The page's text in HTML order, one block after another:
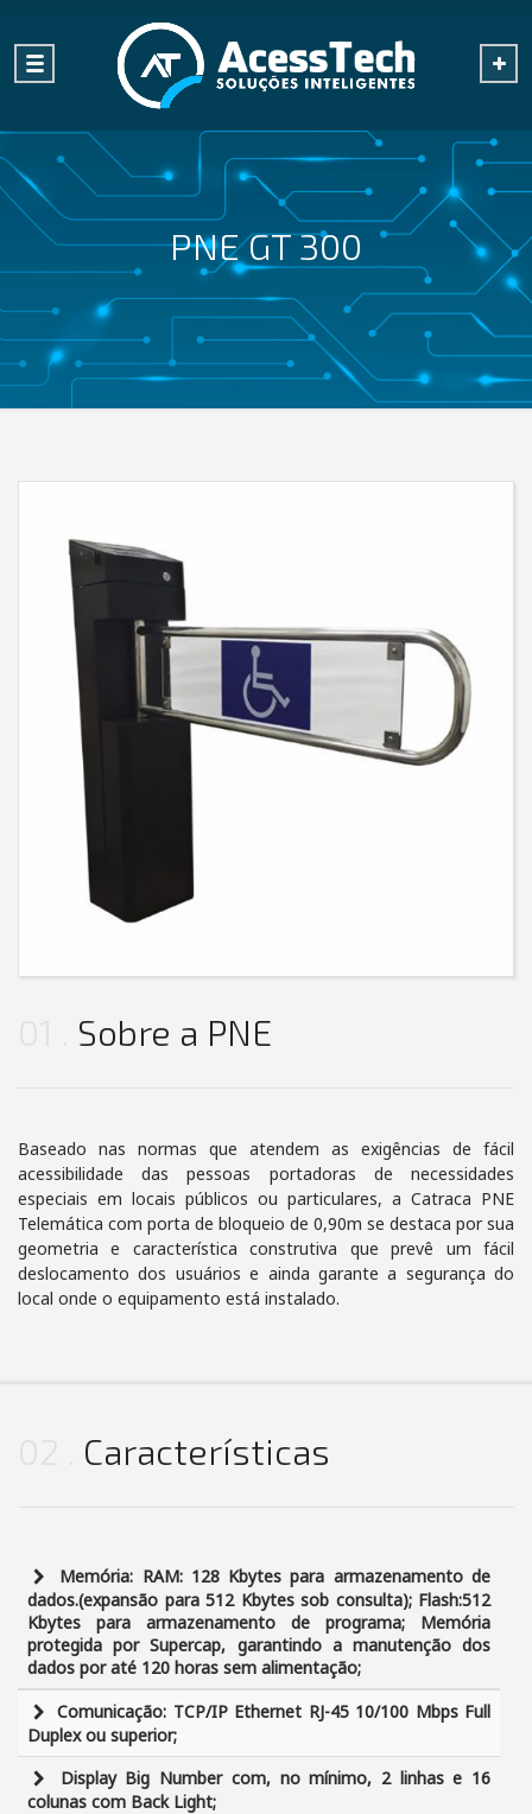
PNE GT 300
Sobre a PNE
Baseado nas normas que atendem as exigências de fácil
acessibilidade das pessoas portadoras de necessidades
especiais em locais públicos ou particulares, a Catraca PNE
Telemática com porta de bloqueio de 0,90m se destaca por sua
geometria e característica construtiva que prevê um fácil
deslocamento dos usuários e ainda garante a segurança do
local onde o equipamento está instalado.
Características
Memória: RAM: 128 Kbytes para armazenamento de
dados.(expansão para 512 Kbytes sob consulta); Flash:512
Kbytes para armazenamento de programa; Memória
protegida por Supercap, garantindo a manutenção dos
dados por até 120 horas sem alimentação;
Comunicação: TCP/IP Ethernet RJ-45 10/100 Mbps Full
Duplex ou superior;
Display Big Number com, no mínimo, 2 linhas e 16
colunas com Back Light;